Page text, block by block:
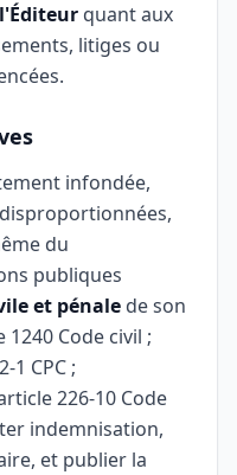
quant aux
litiges ou
infondée,
du
publiques
et pénale de son
Code civil ;
1 CPC ;
226-10 Code
indemnisation,
et publier la